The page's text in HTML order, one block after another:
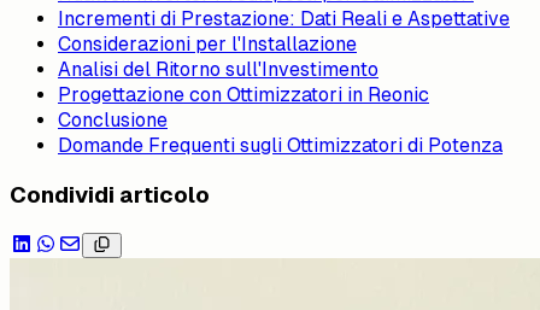
Incrementi di Prestazione: Dati Reali e Aspettative
Considerazioni per l'Installazione
Analisi del Ritorno sull'Investimento
Progettazione con Ottimizzatori in Reonic
Conclusione
Domande Frequenti sugli Ottimizzatori di Potenza
Condividi articolo